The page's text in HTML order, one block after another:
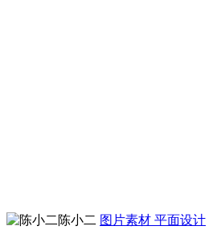
陈小二 图片素材 平面设计